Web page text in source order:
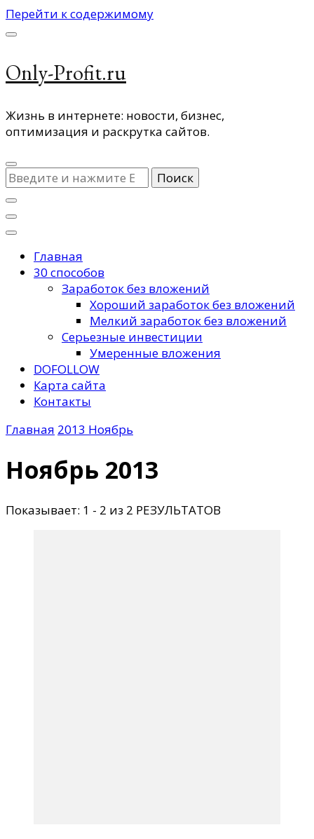
Перейти к содержимому
Only-Profit.ru
Жизнь в интернете: новости, бизнес,
оптимизация и раскрутка сайтов.
Ищите
что-
то?
Главная
30 способов
Заработок без вложений
Хороший заработок без вложений
Мелкий заработок без вложений
Серьезные инвестиции
Умеренные вложения
DOFOLLOW
Карта сайта
Контакты
Главная 2013 Ноябрь
Ноябрь 2013
Показывает: 1 - 2 из 2 РЕЗУЛЬТАТОВ